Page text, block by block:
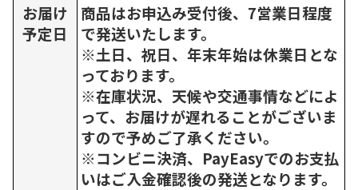
お届け
予定日
商品はお申込み受付後、7営業日程度
で発送いたします。
※土日、祝日、年末年始は休業日とな
っております。
※在庫状況、天候や交通事情などによ
って、お届けが遅れることがございま
すので予めご了承ください。
※コンビニ決済、PayEasyでのお支払
いはご入金確認後の発送となります。